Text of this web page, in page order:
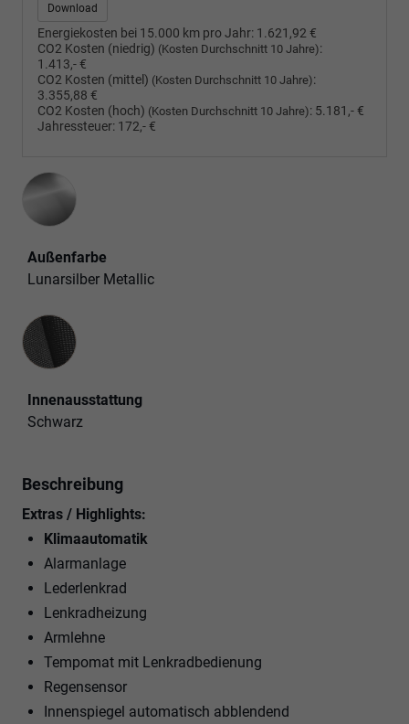
Download
Energiekosten bei 15.000 km pro Jahr: 1.621,92 €
CO2 Kosten (niedrig) (Kosten Durchschnitt 10 Jahre):
1.413,- €
CO2 Kosten (mittel) (Kosten Durchschnitt 10 Jahre):
3.355,88 €
CO2 Kosten (hoch) (Kosten Durchschnitt 10 Jahre): 5.181,- €
Jahressteuer: 172,- €
Außenfarbe
Lunarsilber Metallic
Innenausstattung
Innenausstattung
Schwarz
Beschreibung
Extras / Highlights:
Klimaautomatik
Alarmanlage
Lederlenkrad
Lenkradheizung
Armlehne
Tempomat mit Lenkradbedienung
Regensensor
Innenspiegel automatisch abblendend